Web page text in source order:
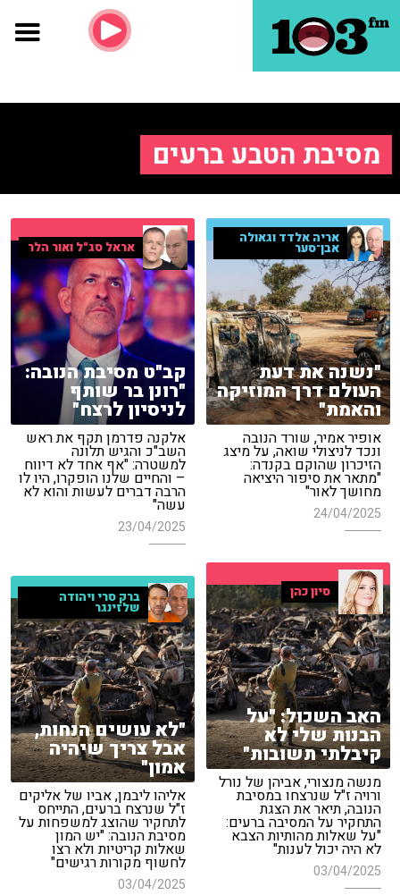
מסיבת הטבע ברעים
אריה אלדד וגאולה
אבן־סער
"נשנה את דעת
העולם דרך המוזיקה
והאמת"
אופיר אמיר, שורד הנובה
ונכד לניצולי שואה, על מיצג
הזיכרון שהוקם בקנדה:
"מתאר את סיפור היציאה
מחושך לאור"
24/04/2025
אראל סג"ל ואור הלר
קב"ט מסיבת הנובה:
"רונן בר שותף
לניסיון לרצח"
אלקנה פדרמן תקף את ראש
השב"כ והגיש תלונה
למשטרה: "אף אחד לא דיווח
– והחיים שלנו הופקרו, היו לו
הרבה דברים לעשות והוא לא
עשה"
23/04/2025
סיון כהן
האב השכול: "על
הבנות שלי לא
קיבלתי תשובות"
מנשה מנצורי, אביהן של נורל
ורויה ז"ל שנרצחו במסיבת
הנובה, תיאר את הצגת
התחקיר על המסיבה ברעים:
"על שאלות מהותיות הצבא
לא היה יכול לענות"
03/04/2025
ברק סרי ויהודה
שלזינגר
"לא עושים הנחות,
אבל צריך שיהיה
אמון"
אליהו ליבמן, אביו של אליקים
ז"ל שנרצח ברעים, התייחס
לתחקיר שהוצג למשפחות על
מסיבת הנובה: "יש המון
שאלות קריטיות ולא רצו
לחשוף מקורות רגישים"
03/04/2025